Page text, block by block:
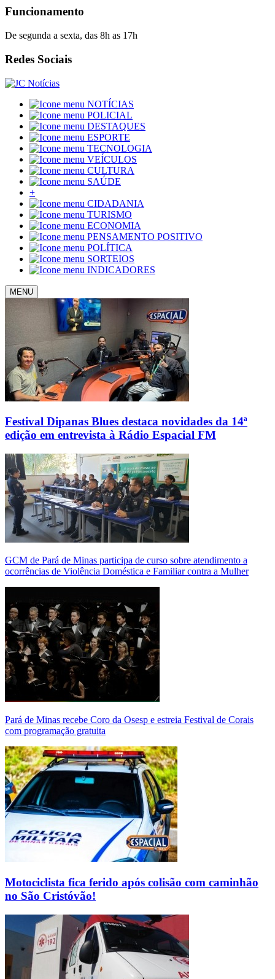
Funcionamento
De segunda a sexta, das 8h as 17h
Redes Sociais
NOTÍCIAS
POLICIAL
DESTAQUES
ESPORTE
TECNOLOGIA
VEÍCULOS
CULTURA
SAÚDE
+
CIDADANIA
TURISMO
ECONOMIA
PENSAMENTO POSITIVO
POLÍTICA
SORTEIOS
INDICADORES
MENU
Festival Dipanas Blues destaca novidades da 14ª
edição em entrevista à Rádio Espacial FM
GCM de Pará de Minas participa de curso sobre atendimento a
ocorrências de Violência Doméstica e Familiar contra a Mulher
Pará de Minas recebe Coro da Osesp e estreia Festival de Corais
com programação gratuita
Motociclista fica ferido após colisão com caminhão
no São Cristóvão!